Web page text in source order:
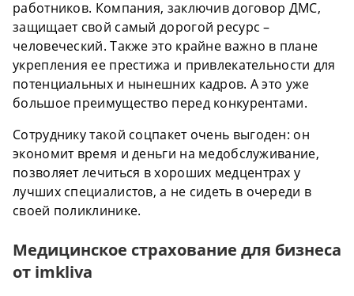
работников. Компания, заключив договор ДМС,
защищает свой самый дорогой ресурс –
человеческий. Также это крайне важно в плане
укрепления ее престижа и привлекательности для
потенциальных и нынешних кадров. А это уже
большое преимущество перед конкурентами.
Сотруднику такой соцпакет очень выгоден: он
экономит время и деньги на медобслуживание,
позволяет лечиться в хороших медцентрах у
лучших специалистов, а не сидеть в очереди в
своей поликлинике.
Медицинское страхование для бизнеса
от imkliva